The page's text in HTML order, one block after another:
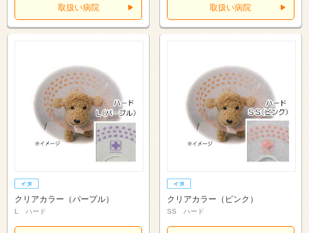
取扱い病院 取扱い病院
クリアカラー（パープル）
L ハード
クリアカラー（ピンク）
SS ハード